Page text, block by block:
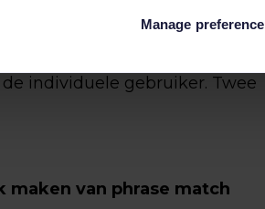
Manage
gebruik van zowel phrase
individuele gebruiker. Twee
van phrase match